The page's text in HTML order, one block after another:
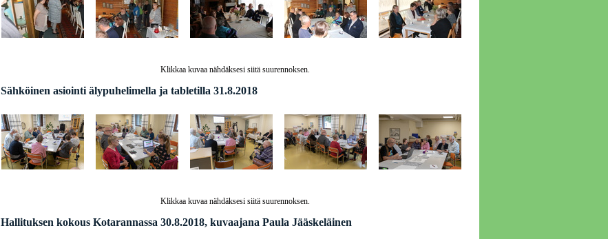
Klikkaa kuvaa nähdäksesi siitä suurennoksen.
Sähköinen asiointi älypuhelimella ja tabletilla 31.8.2018
Klikkaa kuvaa nähdäksesi siitä suurennoksen.
Hallituksen kokous Kotarannassa 30.8.2018, kuvaajana Paula Jääskeläinen